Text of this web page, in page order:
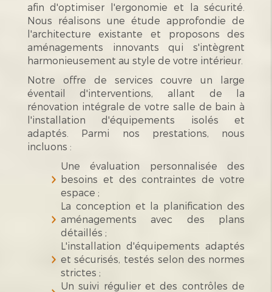
afin d'optimiser l'ergonomie et la sécurité.
Nous réalisons une étude approfondie de
l'architecture existante et proposons des
aménagements innovants qui s'intègrent
harmonieusement au style de votre intérieur.
Notre offre de services couvre un large
éventail d'interventions, allant de la
rénovation intégrale de votre salle de bain à
l'installation d'équipements isolés et
adaptés. Parmi nos prestations, nous
incluons :
Une évaluation personnalisée des
besoins et des contraintes de votre
espace ;
La conception et la planification des
aménagements avec des plans
détaillés ;
L'installation d'équipements adaptés
et sécurisés, testés selon des normes
strictes ;
Un suivi régulier et des contrôles de